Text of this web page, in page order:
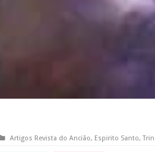
Artigos Revista do Ancião, Espirito Santo,